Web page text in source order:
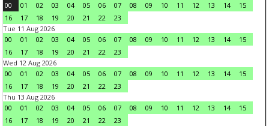
00
01 02 03 04 05 06 07 08 09 10 11 12 13 14
15
16
17 18 19 20 21 22
23
Tue 11 Aug 2026
00
01 02 03 04 05 06 07 08 09 10 11 12 13 14
15
16
17 18 19 20 21 22
23
Wed 12 Aug 2026
00
01 02 03 04 05 06 07 08 09 10 11 12 13 14
15
16
17 18 19 20 21 22
23
Thu 13 Aug 2026
00
01 02 03 04 05 06 07 08 09 10 11 12 13 14
15
16
17 18 19 20 21 22
23